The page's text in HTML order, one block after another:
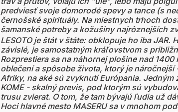
predviesť svoje domorodé spevy a tance (s
černošské spirituály. Na miestnych trhoch
šamanské potreby a kožušiny najrôznejších
LESOTO je štát v štáte: obklopuje ho iba JAR.
závislé, je samostatným kráľovstvom s
Rozprestiera sa na náhornej plošine nad 1400
oblečení a spôsobe života, ktorý je
Afriky, na aké sú zvyknutí Európania. Jedným
KOME - skalný previs, pod ktorým sú
trusu zvierat. O tom, že tam bývajú ľudia už
Hoci hlavné mesto MASERU sa v mnohom